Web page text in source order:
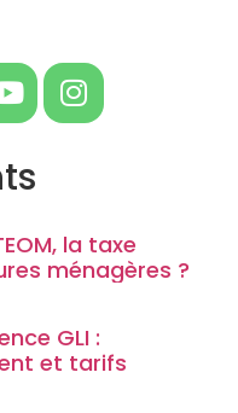
la taxe
ménagères ?
GLI :
et tarifs